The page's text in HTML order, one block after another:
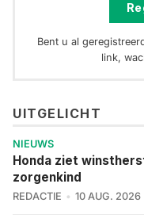
Bent u al
link,
UITGELICHT
NIEUWS
Honda ziet
zorgenkind
REDACTIE 10 AUG. 2026